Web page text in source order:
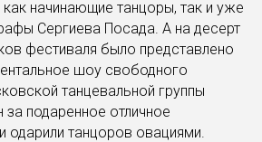
как начинающие танцоры, так и уже
Сергиева Посада. А на десерт
фестиваля было представлено
шоу свободного
танцевальной группы
подаренное отличное
одарили танцоров овациями.